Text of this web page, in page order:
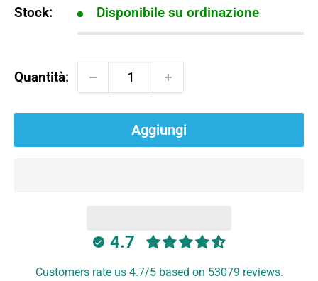
Stock: Disponibile su ordinazione
Quantità:
Aggiungi
4.7
Customers rate us 4.7/5 based on 53079 reviews.